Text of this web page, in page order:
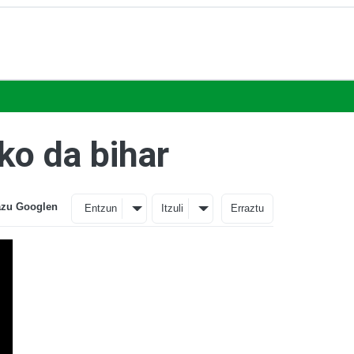
da bihar
Googlen Entzun Itzuli Erraztu